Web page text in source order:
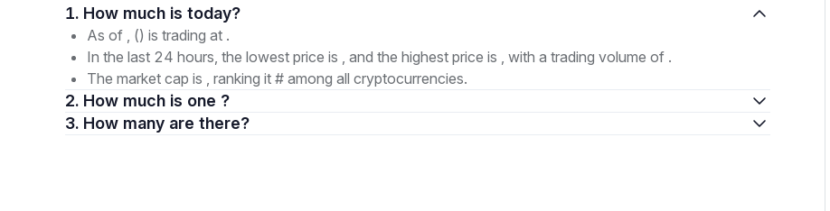
1. How much is today?
As of , () is trading at .
In the last 24 hours, the lowest price is , and the highest price is , with a trading volume of .
The market cap is , ranking it # among all cryptocurrencies.
2. How much is one ?
3. How many are there?